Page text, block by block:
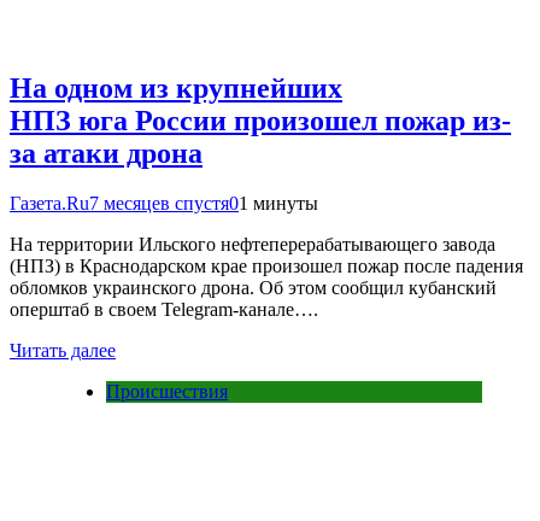
На одном из крупнейших
НПЗ юга России произошел пожар из-
за атаки дрона
Газета.Ru7 месяцев спустя01 минуты
На территории Ильского нефтеперерабатывающего завода
(НПЗ) в Краснодарском крае произошел пожар после падения
обломков украинского дрона. Об этом сообщил кубанский
оперштаб в своем Telegram-канале….
Читать далее
Происшествия